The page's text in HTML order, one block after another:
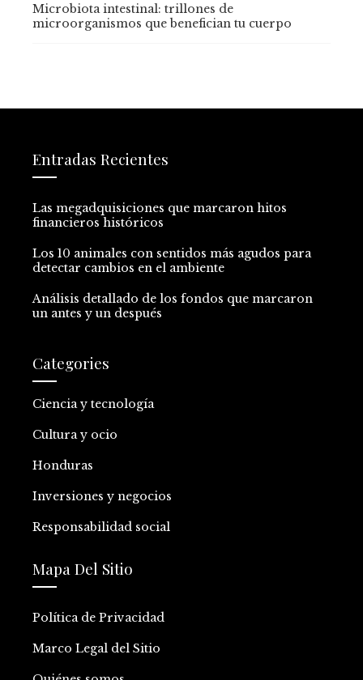
Microbiota intestinal: trillones de
microorganismos que benefician tu cuerpo
Entradas Recientes
Las megadquisiciones que marcaron hitos
financieros históricos
Los 10 animales con sentidos más agudos para
detectar cambios en el ambiente
Análisis detallado de los fondos que marcaron
un antes y un después
Categories
Ciencia y tecnología
Cultura y ocio
Honduras
Inversiones y negocios
Responsabilidad social
Mapa Del Sitio
Política de Privacidad
Marco Legal del Sitio